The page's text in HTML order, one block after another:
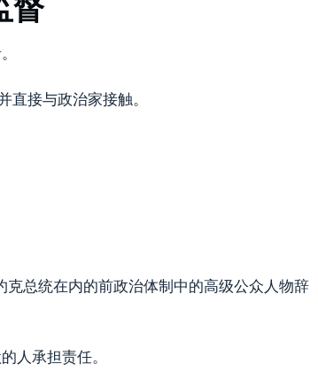
直接与政治家接触。
总统在内的前政治体制中的高级公众人物辞
人承担责任。